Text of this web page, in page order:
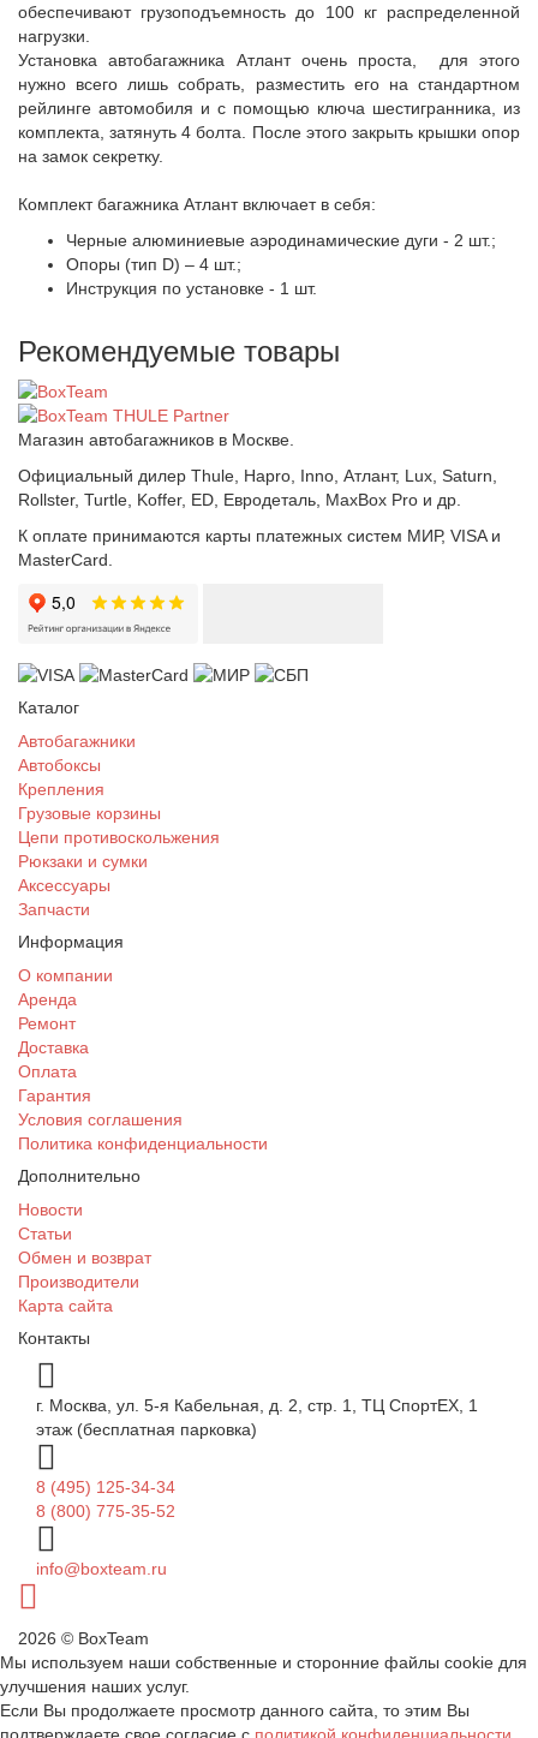
обеспечивают грузоподъемность до 100 кг распределенной
нагрузки.
Установка автобагажника Атлант очень проста, для этого
нужно всего лишь собрать, разместить его на стандартном
рейлинге автомобиля и с помощью ключа шестигранника, из
комплекта, затянуть 4 болта. После этого закрыть крышки опор
на замок секретку.
Комплект багажника Атлант включает в себя:
Черные алюминиевые аэродинамические дуги - 2 шт.;
Опоры (тип D) – 4 шт.;
Инструкция по установке - 1 шт.
Рекомендуемые товары
Магазин автобагажников в Москве.
Официальный дилер Thule, Hapro, Inno, Атлант, Lux, Saturn,
Rollster, Turtle, Koffer, ED, Евродеталь, MaxBox Pro и др.
К оплате принимаются карты платежных систем МИР, VISA и
MasterCard.
Каталог
Автобагажники
Автобоксы
Крепления
Грузовые корзины
Цепи противоскольжения
Рюкзаки и сумки
Аксессуары
Запчасти
Информация
О компании
Аренда
Ремонт
Доставка
Оплата
Гарантия
Условия соглашения
Политика конфиденциальности
Дополнительно
Новости
Статьи
Обмен и возврат
Производители
Карта сайта
Контакты
г. Москва, ул. 5-я Кабельная, д. 2, стр. 1, ТЦ СпортEX, 1
этаж (бесплатная парковка)
8 (495) 125-34-34
8 (800) 775-35-52
info@boxteam.ru
2026 © BoxTeam
Мы используем наши собственные и сторонние файлы cookie для
улучшения наших услуг.
Если Вы продолжаете просмотр данного сайта, то этим Вы